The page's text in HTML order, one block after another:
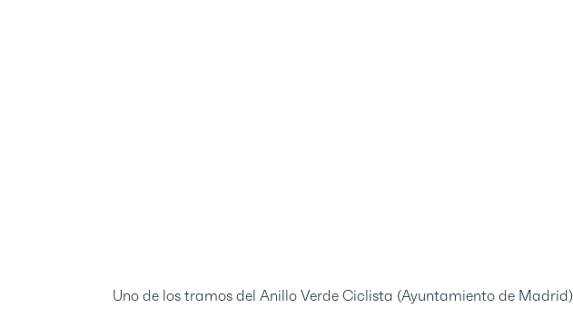
Uno de los tramos del Anillo Verde Ciclista (Ayuntamiento de Madrid)